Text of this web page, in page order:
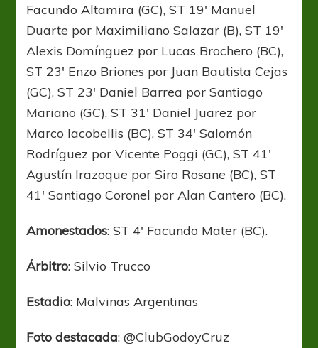
Facundo Altamira (GC), ST 19′ Manuel
Duarte por Maximiliano Salazar (B), ST 19′
Alexis Domínguez por Lucas Brochero (BC),
ST 23′ Enzo Briones por Juan Bautista Cejas
(GC), ST 23′ Daniel Barrea por Santiago
Mariano (GC), ST 31′ Daniel Juarez por
Marco Iacobellis (BC), ST 34′ Salomón
Rodríguez por Vicente Poggi (GC), ST 41′
Agustín Irazoque por Siro Rosane (BC), ST
41′ Santiago Coronel por Alan Cantero (BC).
Amonestados: ST 4′ Facundo Mater (BC).
Árbitro: Silvio Trucco
Estadio: Malvinas Argentinas
Foto destacada: @ClubGodoyCruz